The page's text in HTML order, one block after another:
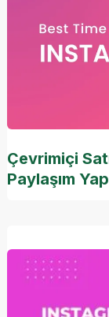
Çevrimiçi
Paylaşım